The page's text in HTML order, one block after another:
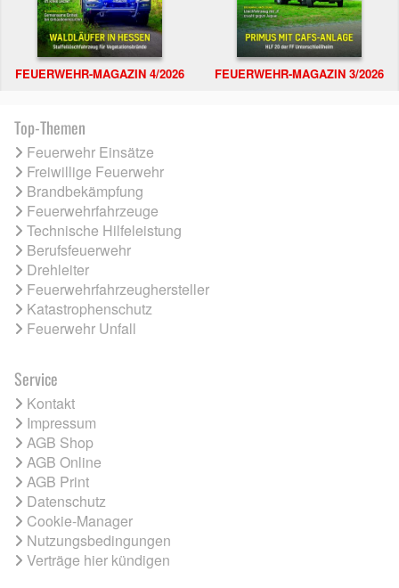
FEUERWEHR-MAGAZIN 4/2026 FEUERWEHR-MAGAZIN 3/2026
Top-Themen
Feuerwehr Einsätze
Freiwillige Feuerwehr
Brandbekämpfung
Feuerwehrfahrzeuge
Technische Hilfeleistung
Berufsfeuerwehr
Drehleiter
Feuerwehrfahrzeughersteller
Katastrophenschutz
Feuerwehr Unfall
Service
Kontakt
Impressum
AGB Shop
AGB Online
AGB Print
Datenschutz
Cookie-Manager
Nutzungsbedingungen
Verträge hier kündigen